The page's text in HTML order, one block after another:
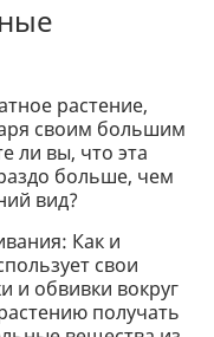
растение,
своим большим
ли вы, что эта
больше, чем
вид?
Как и
свои
и обвивки вокруг
получать